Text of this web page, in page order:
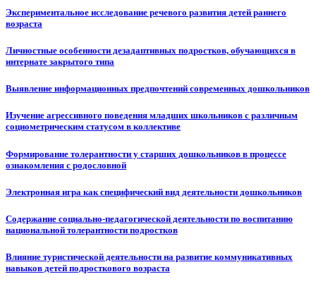
Экспериментальное исследование речевого развития детей раннего
возраста
Личностные особенности дезадаптивных подростков, обучающихся в
интернате закрытого типа
Выявление информационных предпочтений современных дошкольников
Изучение агрессивного поведения младших школьников с различным
социометрическим статусом в коллективе
Формирование толерантности у старших дошкольников в процессе
ознакомления с родословной
Электронная игра как специфический вид деятельности дошкольников
Содержание социально-педагогической деятельности по воспитанию
национальной толерантности подростков
Влияние туристической деятельности на развитие коммуникативных
навыков детей подросткового возраста